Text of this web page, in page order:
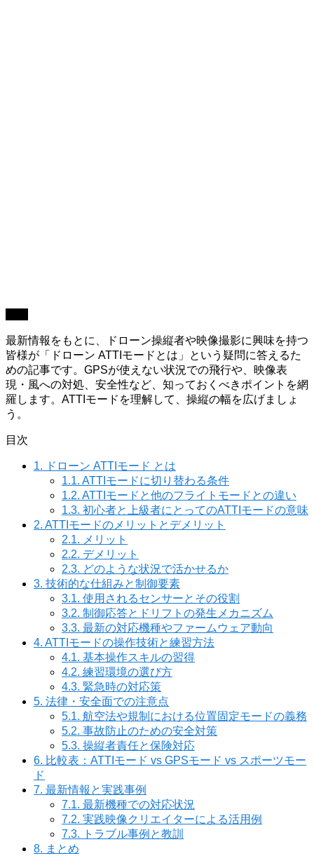
最新情報をもとに、ドローン操縦者や映像撮影に興味を持つ
皆様が「ドローン ATTIモードとは」という疑問に答えるた
めの記事です。GPSが使えない状況での飛行や、映像表
現・風への対処、安全性など、知っておくべきポイントを網
羅します。ATTIモードを理解して、操縦の幅を広げましょ
う。
目次
1. ドローン ATTIモード とは
1.1. ATTIモードに切り替わる条件
1.2. ATTIモードと他のフライトモードとの違い
1.3. 初心者と上級者にとってのATTIモードの意味
2. ATTIモードのメリットとデメリット
2.1. メリット
2.2. デメリット
2.3. どのような状況で活かせるか
3. 技術的な仕組みと制御要素
3.1. 使用されるセンサーとその役割
3.2. 制御応答とドリフトの発生メカニズム
3.3. 最新の対応機種やファームウェア動向
4. ATTIモードの操作技術と練習方法
4.1. 基本操作スキルの習得
4.2. 練習環境の選び方
4.3. 緊急時の対応策
5. 法律・安全面での注意点
5.1. 航空法や規制における位置固定モードの義務
5.2. 事故防止のための安全対策
5.3. 操縦者責任と保険対応
6. 比較表：ATTIモード vs GPSモード vs スポーツモー
ド
7. 最新情報と実践事例
7.1. 最新機種での対応状況
7.2. 実践映像クリエイターによる活用例
7.3. トラブル事例と教訓
8. まとめ